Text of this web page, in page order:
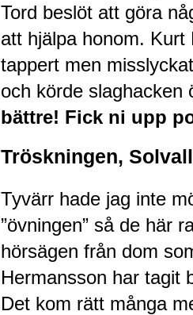
Tord beslöt att göra
att hjälpa honom.
tappert men
och körde slaghacken
bättre! Fick ni upp
Tröskningen,
Tyvärr hade jag inte
”övningen” så de här
hörsägen från dom
Hermansson har tagit
Det kom rätt många